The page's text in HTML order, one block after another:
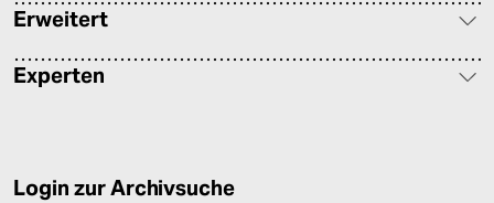
Erweitert
Experten
Login zur Archivsuche